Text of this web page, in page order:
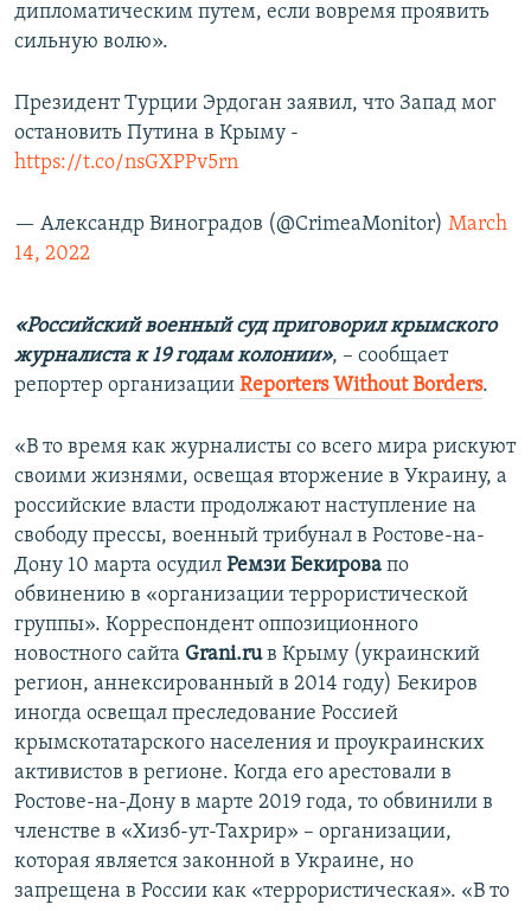
дипломатическим путем, если вовремя проявить
сильную волю».
Президент Турции Эрдоган заявил, что Запад мог
остановить Путина в Крыму -
https://t.co/nsGXPPv5rn
— Александр Виноградов (@CrimeaMonitor) March
14, 2022
«Российский военный суд приговорил крымского
журналиста к 19 годам колонии», – сообщает
репортер организации Reporters Without Borders.
«В то время как журналисты со всего мира рискуют
своими жизнями, освещая вторжение в Украину, а
российские власти продолжают наступление на
свободу прессы, военный трибунал в Ростове-на-
Дону 10 марта осудил Ремзи Бекирова по
обвинению в «организации террористической
группы». Корреспондент оппозиционного
новостного сайта Grani.ruв Крыму (украинский
регион, аннексированный в 2014 году) Бекиров
иногда освещал преследование Россией
крымскотатарского населения и проукраинских
активистов в регионе. Когда его арестовали в
Ростове-на-Дону в марте 2019 года, то обвинили в
членстве в «Хизб-ут-Тахрир» – организации,
которая является законной в Украине, но
запрещена в России как «террористическая». «В то